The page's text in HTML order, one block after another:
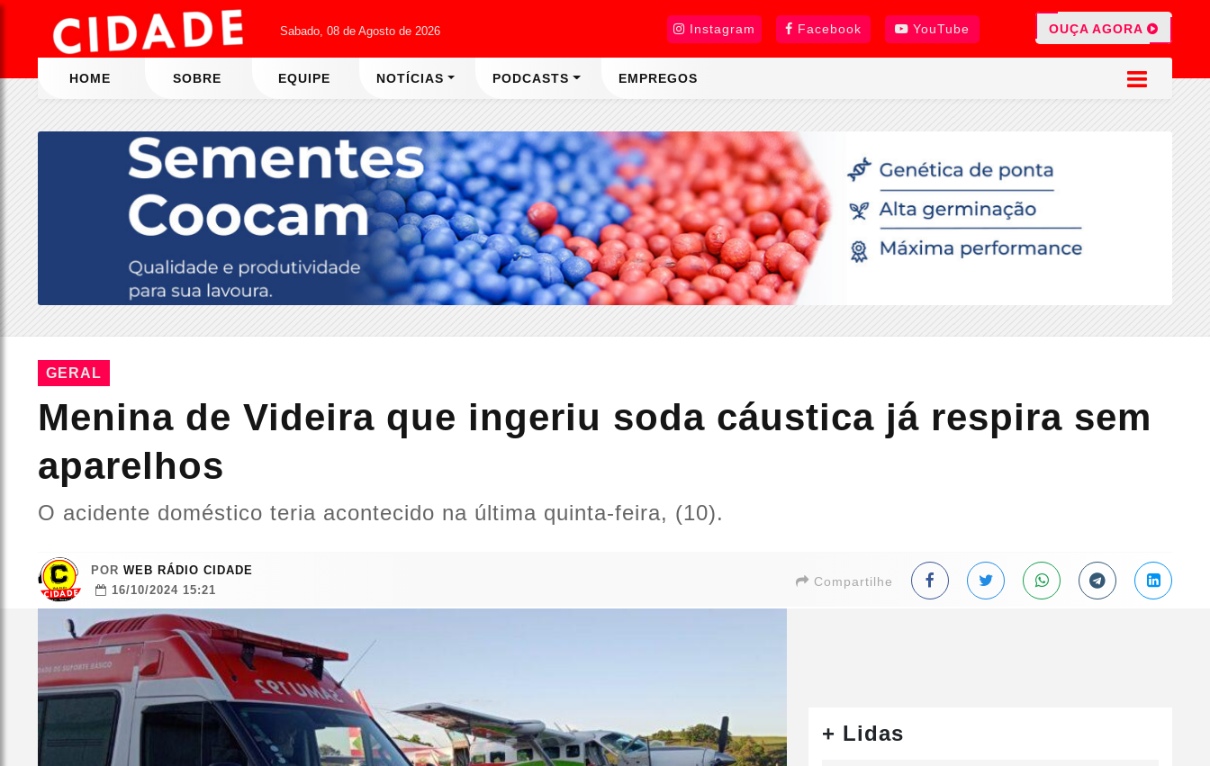
Sabado, 08 de Agosto de 2026 Instagram Facebook YouTube OUÇA AGORA
HOME SOBRE EQUIPE NOTÍCIAS PODCASTS EMPREGOS
GERAL
Menina de Videira que ingeriu soda cáustica já respira sem
aparelhos
O acidente doméstico teria acontecido na última quinta-feira, (10).
POR WEB RÁDIO CIDADE
16/10/2024 15:21
Compartilhe
+ Lidas